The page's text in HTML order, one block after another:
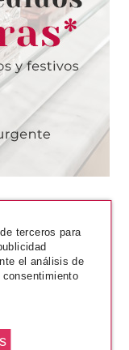
terceros para
el análisis de